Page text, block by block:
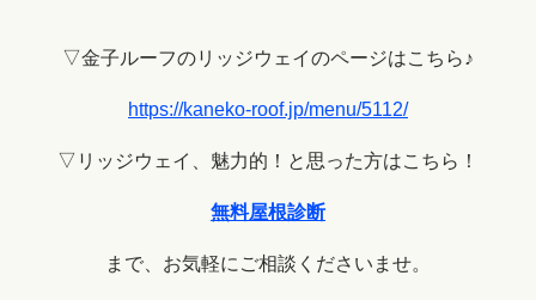
▽金子ルーフのリッジウェイのページはこちら♪
https://kaneko-roof.jp/menu/5112/
▽リッジウェイ、魅力的！と思った方はこちら！
無料屋根診断
まで、お気軽にご相談くださいませ。